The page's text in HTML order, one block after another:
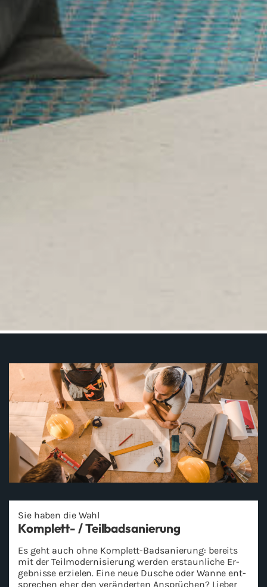
Sie haben die Wahl
Komplett-​ / Teil­bad­sa­nie­rung
Es geht auch ohne Komplett-​Badsanierung: be­reits
mit der Teil­mo­der­ni­sie­rung wer­den er­staun­li­che Er­
geb­nis­se er­zie­len. Eine neue Du­sche oder Wanne ent­
spre­chen eher den ver­än­der­ten An­sprü­chen? Lie­ber